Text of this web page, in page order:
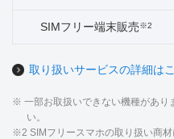
SIMフリー端末販売※2
取り扱いサービスの詳細は
※ 一部お取扱いできない機種があり
い。
※2 SIMフリースマホの取り扱い商